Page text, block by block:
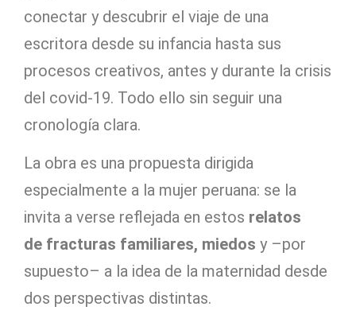
conectar y descubrir el viaje de una
escritora desde su infancia hasta sus
procesos creativos, antes y durante la crisis
del covid-19. Todo ello sin seguir una
cronología clara.
La obra es una propuesta dirigida
especialmente a la mujer peruana: se la
invita a verse reflejada en estos relatos
de fracturas familiares, miedos y –por
supuesto– a la idea de la maternidad desde
dos perspectivas distintas.